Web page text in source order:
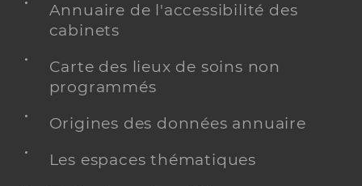
Annuaire de l'accessibilité des
cabinets
Carte des lieux de soins non
programmés
Origines des données annuaire
Les espaces thématiques